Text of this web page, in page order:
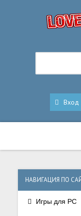
Вход
НАВИГАЦИЯ ПО
Игры для PC